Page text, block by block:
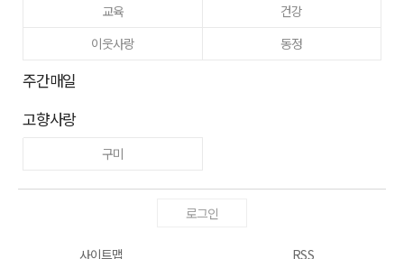
교육
건강
이웃사랑
동정
주간매일
고향사랑
구미
로그인
사이트맵 RSS